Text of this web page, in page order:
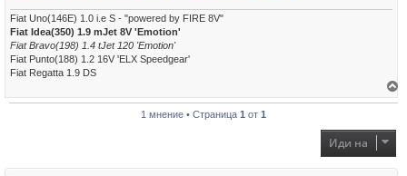
Fiat Uno(146E) 1.0 i.e S - "powered by FIRE 8V"
Fiat Idea(350) 1.9 mJet 8V 'Emotion'
Fiat Bravo(198) 1.4 tJet 120 'Emotion'
Fiat Punto(188) 1.2 16V 'ELX Speedgear'
Fiat Regatta 1.9 DS
1 мнение • Страница 1 от 1
Иди на